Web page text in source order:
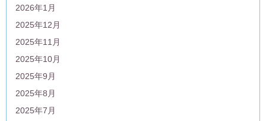
2026年1月
2025年12月
2025年11月
2025年10月
2025年9月
2025年8月
2025年7月